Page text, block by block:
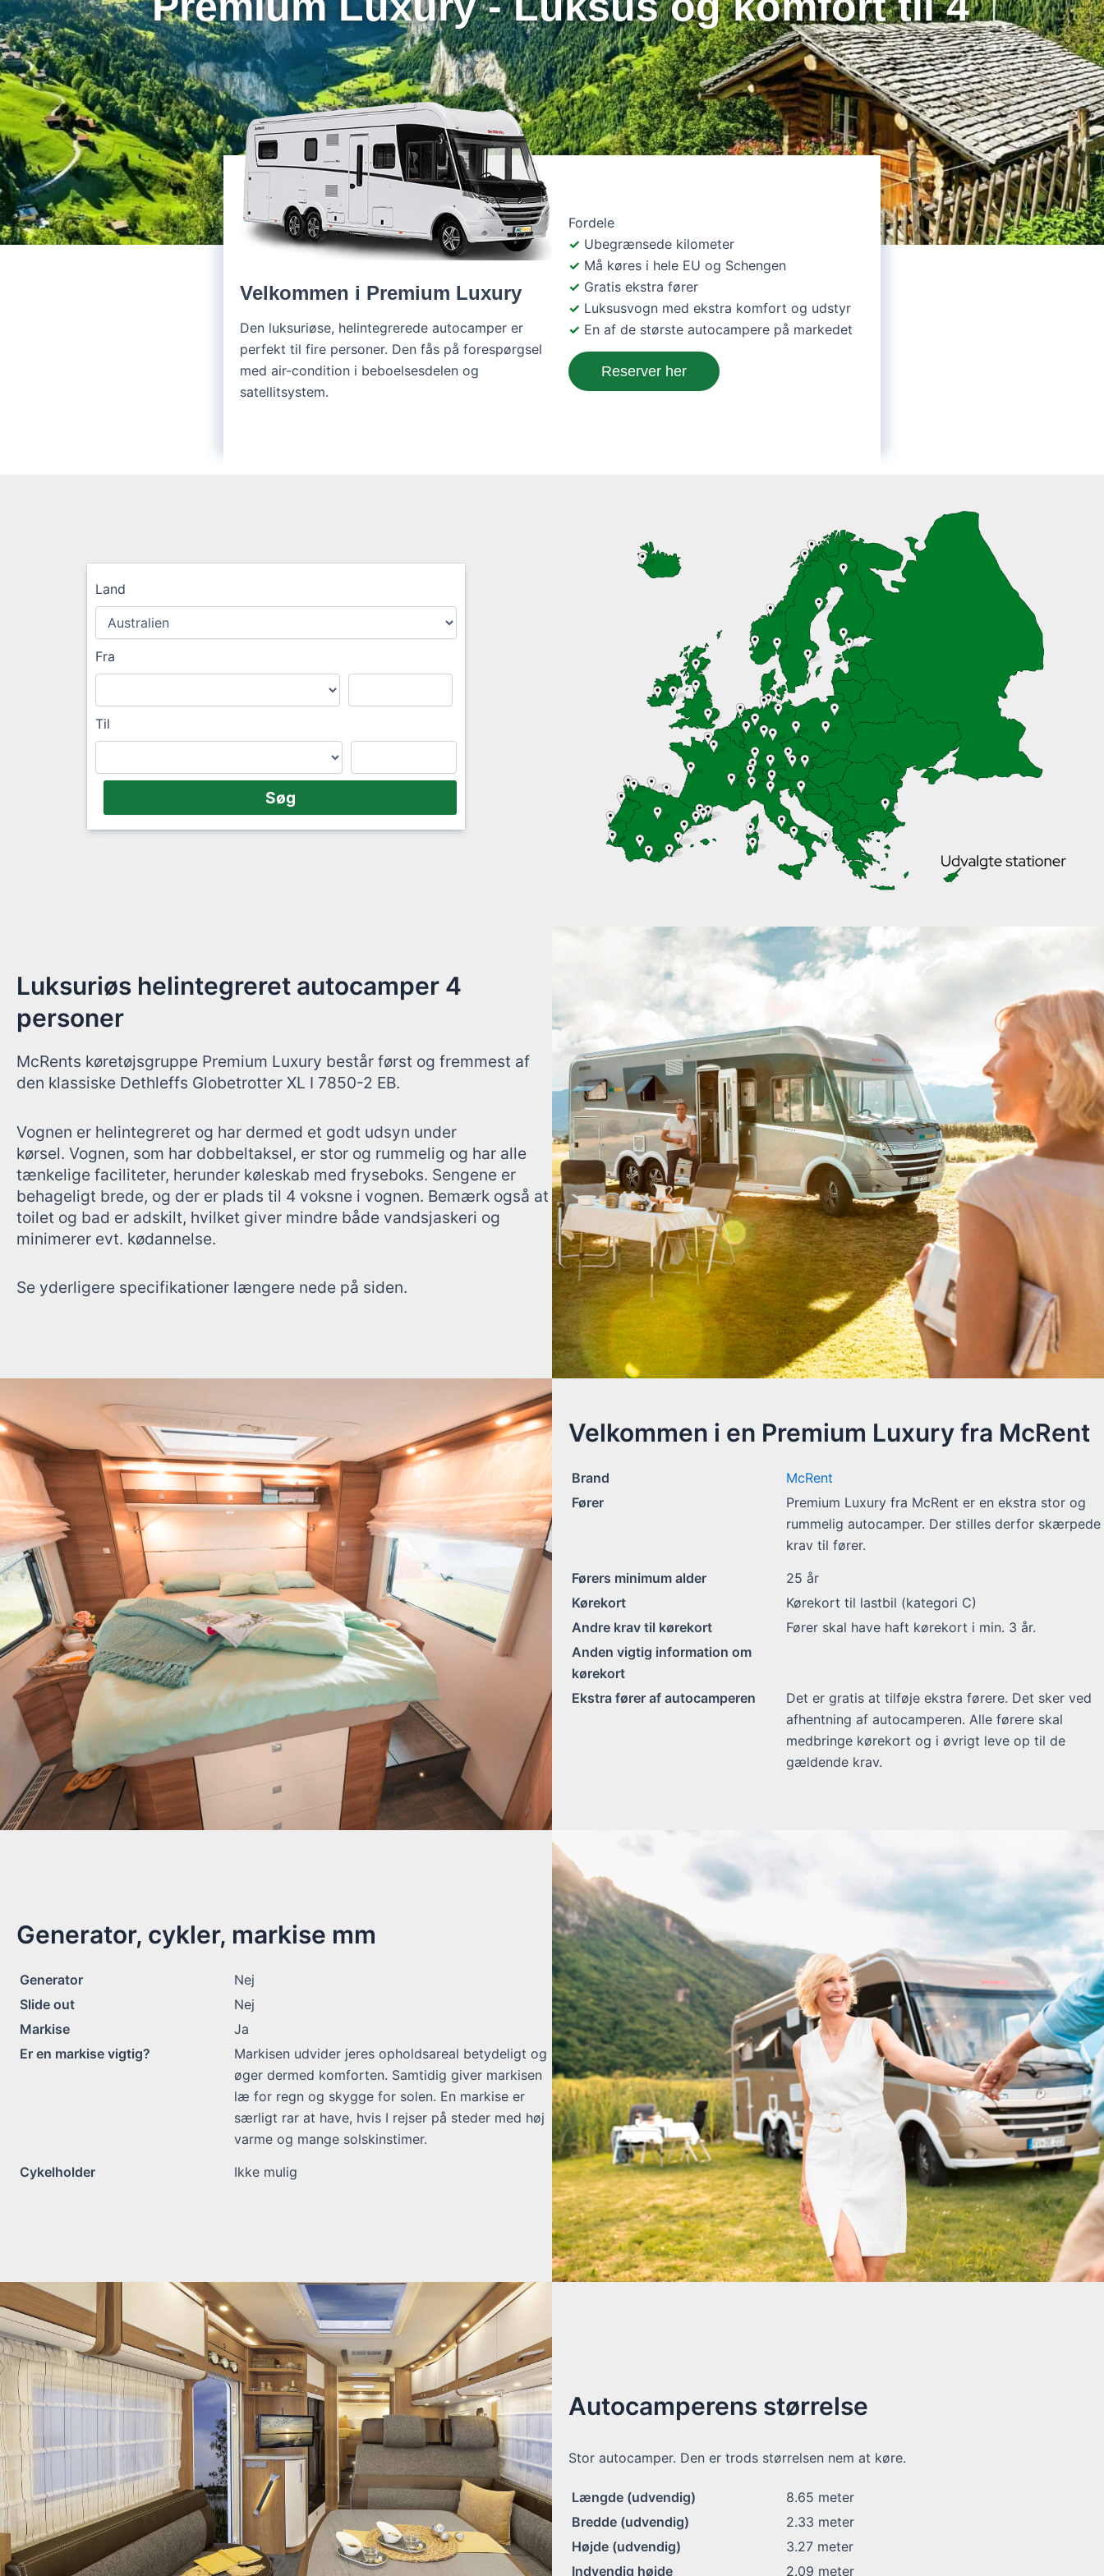
Velkommen i Premium Luxury
Den luksuriøse, helintegrerede autocamper er
perfekt til fire personer. Den fås på forespørgsel
med air-condition i beboelsesdelen og
satellitsystem.
Fordele
Ubegrænsede kilometer
Må køres i hele EU og Schengen
Gratis ekstra fører
Luksusvogn med ekstra komfort og udstyr
En af de største autocampere på markedet
Reserver her
Land
Fra
Til
Luksuriøs helintegreret autocamper 4
personer
McRents køretøjsgruppe Premium Luxury består først og fremmest af
den klassiske Dethleffs Globetrotter XL I 7850-2 EB.
Vognen er helintegreret og har dermed et godt udsyn under
kørsel. Vognen, som har dobbeltaksel, er stor og rummelig og har alle
tænkelige faciliteter, herunder køleskab med fryseboks. Sengene er
behageligt brede, og der er plads til 4 voksne i vognen. Bemærk også at
toilet og bad er adskilt, hvilket giver mindre både vandsjaskeri og
minimerer evt. kødannelse.
Se yderligere specifikationer længere nede på siden.
Velkommen i en Premium Luxury fra McRent
Brand
McRent
Fører
Premium Luxury fra McRent er en ekstra stor og
rummelig autocamper. Der stilles derfor skærpede
krav til fører.
Førers minimum alder
25 år
Kørekort
Kørekort til lastbil (kategori C)
Andre krav til kørekort
Fører skal have haft kørekort i min. 3 år.
Anden vigtig information om
kørekort
Ekstra fører af autocamperen
Det er gratis at tilføje ekstra førere. Det sker ved
afhentning af autocamperen. Alle førere skal
medbringe kørekort og i øvrigt leve op til de
gældende krav.
Generator, cykler, markise mm
Generator
Nej
Slide out
Nej
Markise
Ja
Er en markise vigtig?
Markisen udvider jeres opholdsareal betydeligt og
øger dermed komforten. Samtidig giver markisen
læ for regn og skygge for solen. En markise er
særligt rar at have, hvis I rejser på steder med høj
varme og mange solskinstimer.
Cykelholder
Ikke mulig
Autocamperens størrelse
Stor autocamper. Den er trods størrelsen nem at køre.
Længde (udvendig) 8.65 meter
Bredde (udvendig)
2.33 meter
Højde (udvendig)
3.27 meter
Indvendig højde
2.09 meter